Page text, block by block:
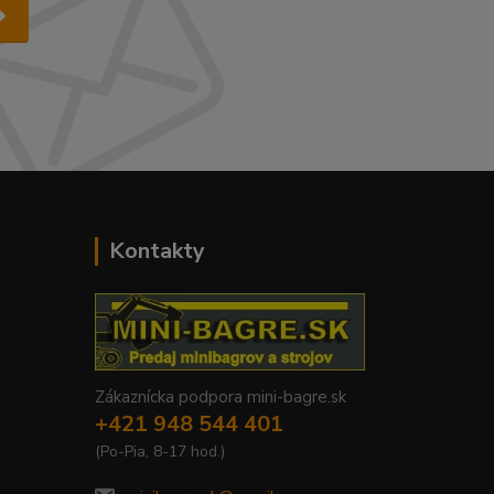
Kontakty
Zákaznícka podpora mini-bagre.sk
+421 948 544 401
(Po-Pia, 8-17 hod.)